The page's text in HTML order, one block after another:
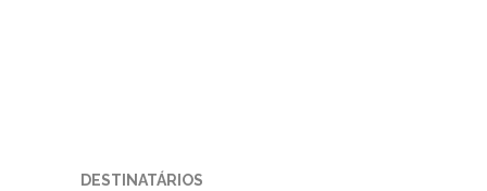
DESTINATÁRIOS